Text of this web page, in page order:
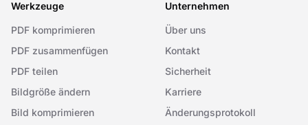
Werkzeuge
PDF komprimieren
PDF zusammenfügen
PDF teilen
Bildgröße ändern
Bild komprimieren
Unternehmen
Über uns
Kontakt
Sicherheit
Karriere
Änderungsprotokoll